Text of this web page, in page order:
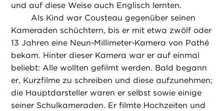
und auf diese Weise auch Englisch lernten.
Als Kind war Cousteau gegenüber seinen
Kameraden schüchtern, bis er mit etwa zwölf oder
13 Jahren eine Neun-Millimeter-Kamera von Pathé
bekam. Hinter dieser Kamera war er auf einmal
beliebt: Alle wollten gefilmt werden. Bald begann
er, Kurzfilme zu schreiben und diese aufzunehmen;
die Hauptdarsteller waren er selbst sowie einige
seiner Schulkameraden. Er filmte Hochzeiten und